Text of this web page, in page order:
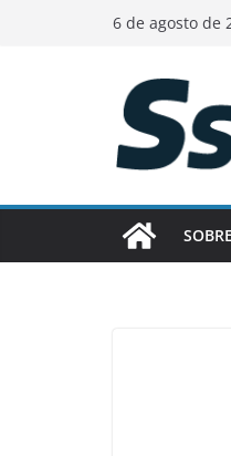
6 de agosto de
SOBRE